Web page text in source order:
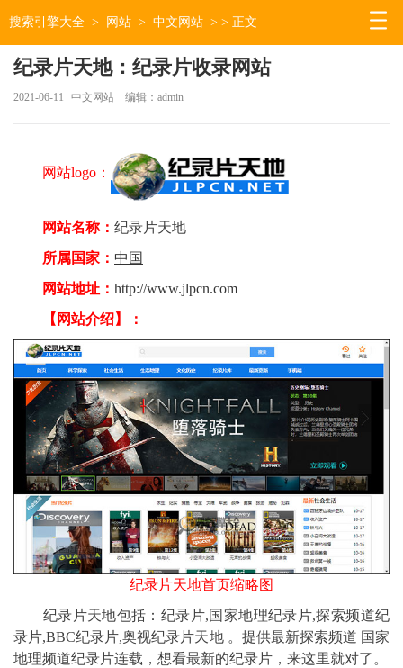
搜索引擎大全 > 网站 > 中文网站 > > 正文
纪录片天地：纪录片收录网站
2021-06-11 中文网站 编辑：admin
网站logo：
网站名称： 纪录片天地
所属国家： 中国
网站地址： http://www.jlpcn.com
【网站介绍】：
纪录片天地首页缩略图
纪录片天地包括：纪录片,国家地理纪录片,探索频道纪
录片,BBC纪录片,奥视纪录片天地 。提供最新探索频道 国家
地理频道纪录片连载，想看最新的纪录片，来这里就对了。